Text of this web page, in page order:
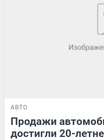
АВТО
Продажи
достигли 20-